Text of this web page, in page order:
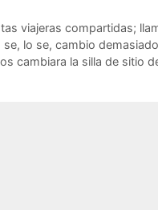
viajeras compartidas;
lo se, cambio
cambiara la silla de sitio